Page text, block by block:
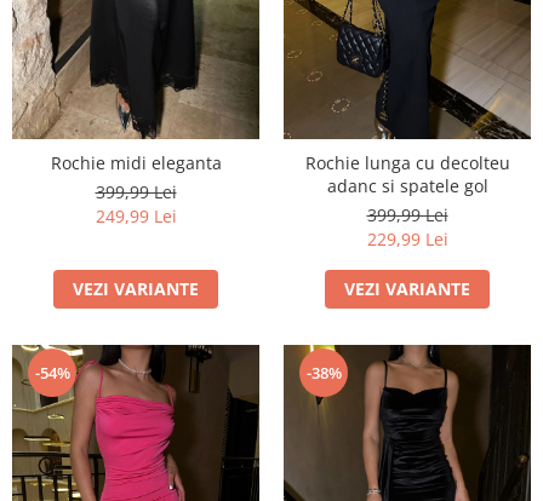
Rochie midi eleganta
399,99 Lei
249,99 Lei
VEZI VARIANTE
Rochie lunga cu decolteu
adanc si spatele gol
399,99 Lei
229,99 Lei
VEZI VARIANTE
-54% -38%